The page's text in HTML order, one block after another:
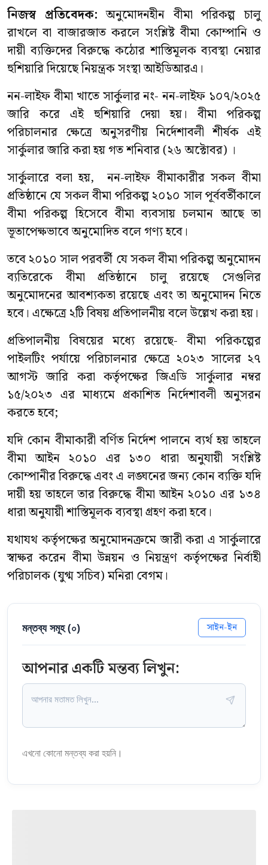
নিজস্ব প্রতিবেদক: অনুমোদনহীন বীমা পরিকল্প চালু
রাখলে বা বাজারজাত করলে সংশ্লিষ্ট বীমা কোম্পানি ও
দায়ী ব্যক্তিদের বিরুদ্ধে কঠোর শাস্তিমূলক ব্যবস্থা নেয়ার
হুশিয়ারি দিয়েছে নিয়ন্ত্রক সংস্থা আইডিআরএ।
নন-লাইফ বীমা খাতে সার্কুলার নং- নন-লাইফ ১০৭/২০২৫
জারি করে এই হুশিয়ারি দেয়া হয়। বীমা পরিকল্প
পরিচালনার ক্ষেত্রে অনুসরণীয় নির্দেশাবলী শীর্ষক এই
সার্কুলার জারি করা হয় গত শনিবার (২৬ অক্টোবর) ।
সার্কুলারে বলা হয়, নন-লাইফ বীমাকারীর সকল বীমা
প্রতিষ্ঠানে যে সকল বীমা পরিকল্প ২০১০ সাল পূর্ববর্তীকালে
বীমা পরিকল্প হিসেবে বীমা ব্যবসায় চলমান আছে তা
ভূতাপেক্ষভাবে অনুমোদিত বলে গণ্য হবে।
তবে ২০১০ সাল পরবর্তী যে সকল বীমা পরিকল্প অনুমোদন
ব্যতিরেকে বীমা প্রতিষ্ঠানে চালু রয়েছে সেগুলির
অনুমোদনের আবশ্যকতা রয়েছে এবং তা অনুমোদন নিতে
হবে। এক্ষেত্রে ২টি বিষয় প্রতিপালনীয় বলে উল্লেখ করা হয়।
প্রতিপালনীয় বিষয়ের মধ্যে রয়েছে- বীমা পরিকল্পের
পাইলটিং পর্যায়ে পরিচালনার ক্ষেত্রে ২০২৩ সালের ২৭
আগস্ট জারি করা কর্তৃপক্ষের জিএডি সার্কুলার নম্বর
১৫/২০২৩ এর মাধ্যমে প্রকাশিত নির্দেশাবলী অনুসরন
করতে হবে;
যদি কোন বীমাকারী বর্ণিত নির্দেশ পালনে ব্যর্থ হয় তাহলে
বীমা আইন ২০১০ এর ১৩০ ধারা অনুযায়ী সংশ্লিষ্ট
কোম্পানীর বিরুদ্ধে এবং এ লঙ্ঘনের জন্য কোন ব্যক্তি যদি
দায়ী হয় তাহলে তার বিরুদ্ধে বীমা আইন ২০১০ এর ১৩৪
ধারা অনুযায়ী শাস্তিমূলক ব্যবস্থা গ্রহণ করা হবে।
যথাযথ কর্তৃপক্ষের অনুমোদনক্রমে জারী করা এ সার্কুলারে
স্বাক্ষর করেন বীমা উন্নয়ন ও নিয়ন্ত্রণ কর্তৃপক্ষের নির্বাহী
পরিচালক (যুগ্ম সচিব) মনিরা বেগম।
মন্তব্য সমূহ (০) সাইন-ইন
আপনার একটি মন্তব্য লিখুন:
এখনো কোনো মন্তব্য করা হয়নি।